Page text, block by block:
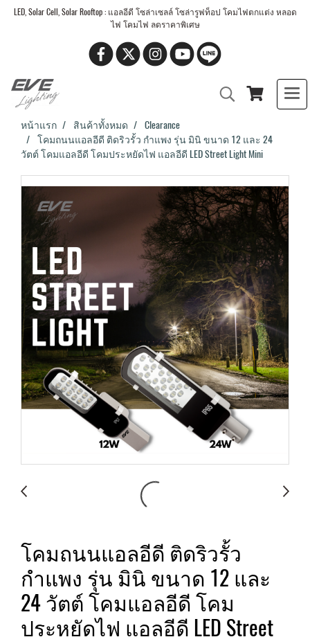
LED, Solar Cell, Solar Rooftop : แอลอีดี โซล่าเซลล์ โซล่ารูฟท็อป โคมไฟตกแต่ง หลอด
ไฟ โคมไฟ ลดราคาพิเศษ
หน้าแรก สินค้าทั้งหมด
Clearance
โคมถนนแอลอีดี ติดริวรั้ว กำแพง รุ่น มินิ ขนาด 12 และ 24
วัตต์ โคมแอลอีดี โคมประหยัดไฟ แอลอีดี LED Street Light Mini
โคมถนนแอลอีดี ติดริวรั้ว
กำแพง รุ่น มินิ ขนาด 12 และ
24 วัตต์ โคมแอลอีดี โคม
ประหยัดไฟ แอลอีดี LED Street